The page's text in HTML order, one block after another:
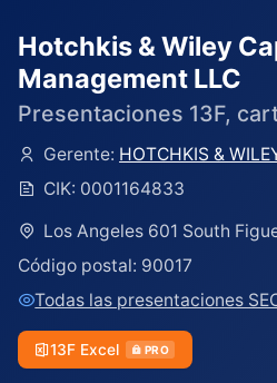
Hotchkis & Wiley
Management LLC
Presentaciones 13F,
Gerente: HOTCHKIS &
CIK: 0001164833
Los Angeles 601 South
Código postal: 90017
Todas las presentaciones
13F Excel PRO